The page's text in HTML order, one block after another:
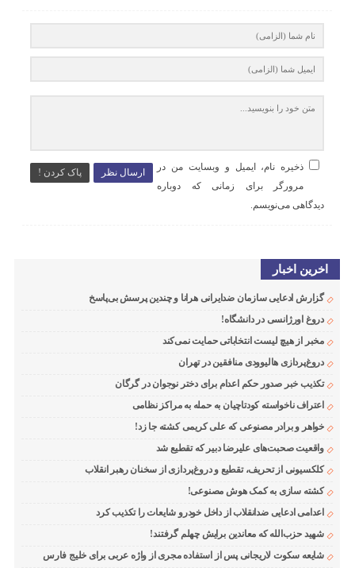
ارسال نظر پاک کردن !
ذخیره نام، ایمیل و وبسایت من در
مرورگر برای زمانی که دوباره
دیدگاهی می‌نویسم.
اخرین اخبار
گزارش ادعایی سازمان ضدایرانی هرانا و چندین پرسش بی‌پاسخ
دروغ اورژانسی در دانشگاه!
مخبر از هیچ لیست انتخاباتی حمایت نمی‌کند
دروغ‌پردازی هالیوودی منافقین در تهران
تکذیب خبر صدور حکم اعدام برای دختر نوجوان در گرگان
اعتراف ناخواسته کودتاچیان به حمله به مراکز نظامی
خواهر و برادر مصنوعی که علی کریمی کشته جا زد!
واقعیت صحبت‌های علیرضا دبیر که تقطیع شد
کلکسیونی از تحریف، تقطیع و دروغ‌پردازی از سخنان رهبر انقلاب
کشته سازی به کمک هوش مصنوعی!
اعدامی ادعایی ضدانقلاب از داخل خودرو شایعات را تکذیب کرد
شهید حزب‌الله که معاندین برایش چهلم گرفتند!
شایعه سکوت لاریجانی پس از استفاده مجری از واژه عربی برای خلیج فارس